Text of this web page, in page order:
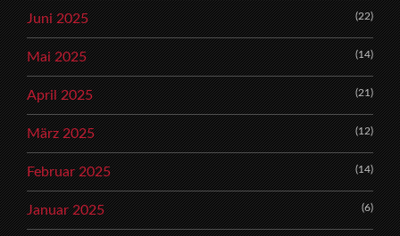
Juni 2025 (22)
Mai 2025 (14)
April 2025 (21)
März 2025 (12)
Februar 2025 (14)
Januar 2025 (6)